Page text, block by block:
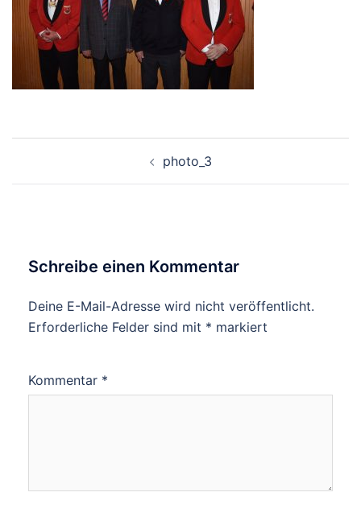
photo_3
Schreibe einen Kommentar
Deine E-Mail-Adresse wird nicht veröffentlicht.
Erforderliche Felder sind mit * markiert
Kommentar *